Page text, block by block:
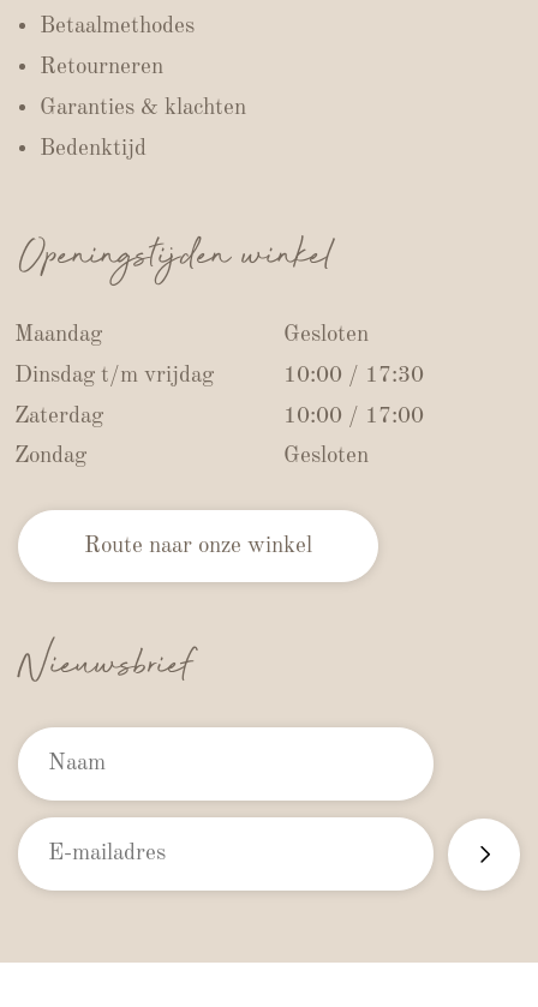
Betaalmethodes
Retourneren
Garanties & klachten
Bedenktijd
Openingstijden winkel
Maandag
Gesloten
Dinsdag t/m vrijdag
10:00 / 17:30
Zaterdag
10:00 / 17:00
Zondag
Gesloten
Route naar onze winkel
Nieuwsbrief